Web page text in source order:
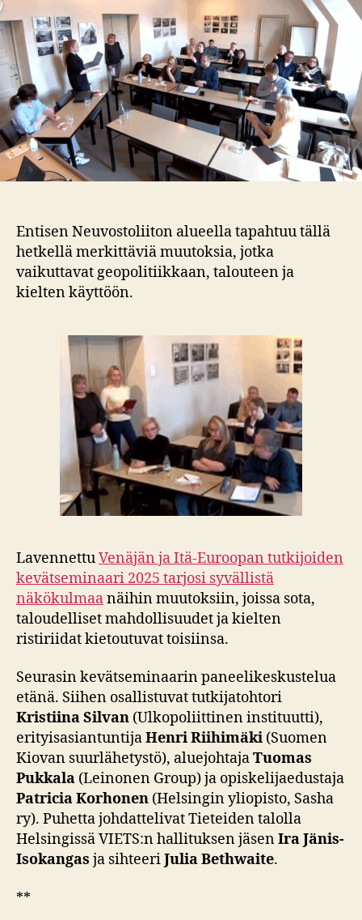
ristiriidat
Entisen Neuvostoliiton alueella tapahtuu tällä
hetkellä merkittäviä muutoksia, jotka
vaikuttavat geopolitiikkaan, talouteen ja
kielten käyttöön.
LavennettuVenäjän ja Itä-Euroopan tutkijoiden
kevätseminaari 2025 tarjosi syvällistä
näkökulmaanäihin muutoksiin, joissa sota,
taloudelliset mahdollisuudet ja kielten
ristiriidat kietoutuvat toisiinsa.
Seurasin kevätseminaarin paneelikeskustelua
etänä. Siihen osallistuvat tutkijatohtori
Kristiina Silvan (Ulkopoliittinen instituutti),
erityisasiantuntijaHenri Riihimäki (Suomen
Kiovan suurlähetystö), aluejohtajaTuomas
Pukkala (Leinonen Group) ja opiskelijaedustaja
Patricia Korhonen (Helsingin yliopisto, Sasha
ry). Puhetta johdattelivat Tieteiden talolla
Helsingissä VIETS:n hallituksen jäsenIra Jänis-
Isokangas ja sihteeriJulia Bethwaite.
**